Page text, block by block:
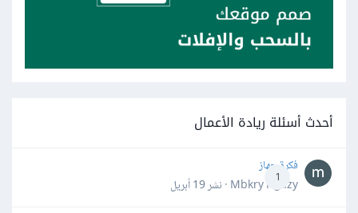
أحدث أسئلة ريادة الأعمال
1
فكرة جهاز
Mbkry Hgazy · نشر
19 أبريل